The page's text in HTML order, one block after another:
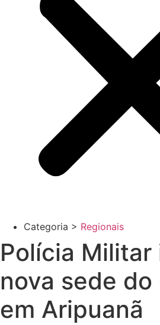
Categoria > Regionais
Polícia Militar
nova sede do
em Aripuanã